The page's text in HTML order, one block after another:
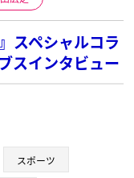
スペシャルコラ
インタビュー
スポーツ